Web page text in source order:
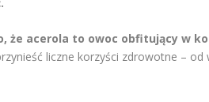
że acerola to owoc obfitujący w
liczne korzyści zdrowotne –